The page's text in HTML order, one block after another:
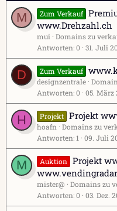
M
Zum Verkauf
www.Drehzahl.ch
mui
Domains zu
Antworten 0 31. Juli
D Zum Verkauf
designzentrale
Antworten 0 05. März
H Projekt Projekt
hoafn
Domains zu
Antworten 1 09. Juli
M Auktion
Projekt
mister@
Domains zu
Antworten 0 03. Dez.